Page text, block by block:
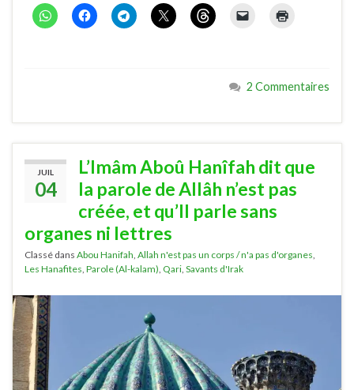
2 Commentaires
JUIL
04
L’Imâm Aboû Hanîfah dit que
la parole de Allâh n’est pas
créée, et qu’Il parle sans
organes ni lettres
Classé dans Abou Hanifah, Allah n'est pas un corps / n'a pas d'organes,
Les Hanafites, Parole (Al-kalam), Qari, Savants d'Irak